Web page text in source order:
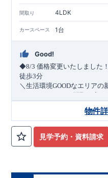
間取り 4LDK
カースペース 1台
Good!
◆8/3 価格変更いたしました
徒歩3分
＼生活環境GOODなエリアの
・2部屋
・デザインと機能性を兼ね備
リビング全体を見渡せる
ーパー）徒歩10分 約787ｍ)​
・網戸
↓クリックすると特設ページ
2024 年グッドデザイン賞
せる道」 ○第18回キッズデザ
平日・休日ご内覧可能です！
見学予約・資料請求
物件